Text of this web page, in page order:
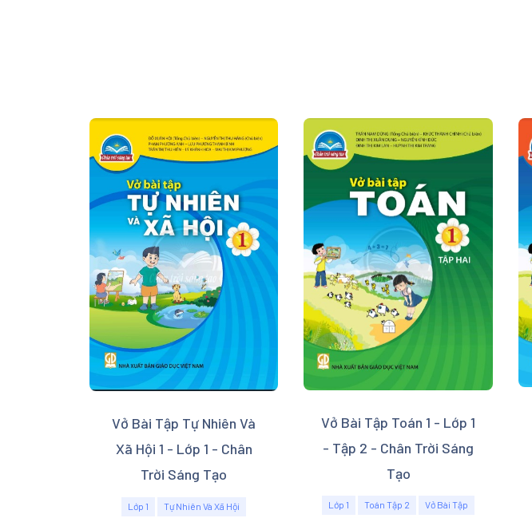
Vở Bài Tập Tự Nhiên Và
Xã Hội 1 - Lớp 1 - Chân
Trời Sáng Tạo
Lớp 1
Tự Nhiên Và Xã Hội
Vở Bài Tập Toán 1 - Lớp 1
- Tập 2 - Chân Trời Sáng
Tạo
Lớp 1 Toán Tập 2
Vở Bài Tập